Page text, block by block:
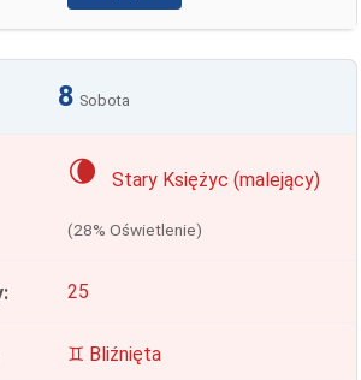
8 Sobota
🌘 Stary Księżyc (malejący)
(28% Oświetlenie)
25
♊ Bliźnięta